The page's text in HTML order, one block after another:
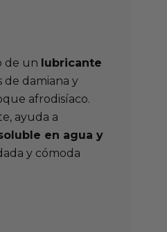
de un lubricante
damiana y
afrodisíaco.
ayuda a
en agua y
y cómoda